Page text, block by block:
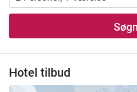
Hotel tilbud